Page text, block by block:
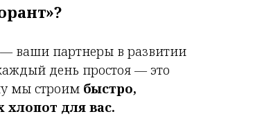
ваши партнеры в развитии
день простоя — это
мы строим быстро,
для вас.